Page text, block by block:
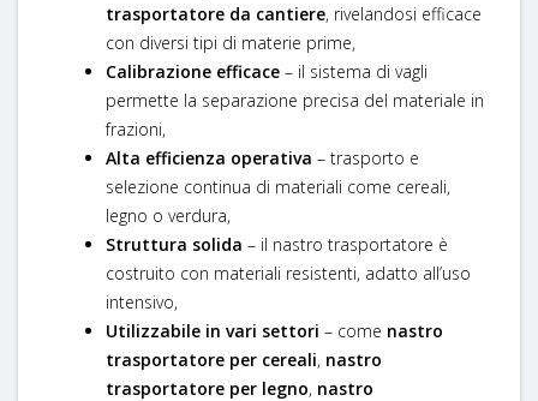
trasportatore da cantiere, rivelandosi efficace
con diversi tipi di materie prime,
Calibrazione efficace – il sistema di vagli
permette la separazione precisa del materiale in
frazioni,
Alta efficienza operativa – trasporto e
selezione continua di materiali come cereali,
legno o verdura,
Struttura solida – il nastro trasportatore è
costruito con materiali resistenti, adatto all’uso
intensivo,
Utilizzabile in vari settori – come nastro
trasportatore per cereali, nastro
trasportatore per legno, nastro